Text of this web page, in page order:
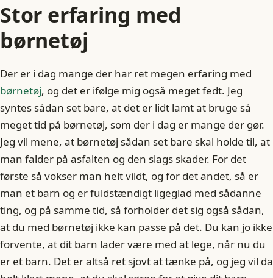
Stor erfaring med
børnetøj
Der er i dag mange der har ret megen erfaring med
børnetøj, og det er ifølge mig også meget fedt. Jeg
syntes sådan set bare, at det er lidt lamt at bruge så
meget tid på børnetøj, som der i dag er mange der gør.
Jeg vil mene, at børnetøj sådan set bare skal holde til, at
man falder på asfalten og den slags skader. For det
første så vokser man helt vildt, og for det andet, så er
man et barn og er fuldstændigt ligeglad med sådanne
ting, og på samme tid, så forholder det sig også sådan,
at du med børnetøj ikke kan passe på det. Du kan jo ikke
forvente, at dit barn lader være med at lege, når nu du
er et barn. Det er altså ret sjovt at tænke på, og jeg vil da